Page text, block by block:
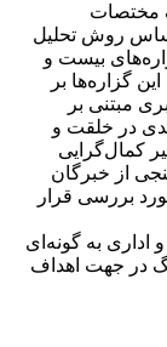
مختصات
روش تحلیل
بیست و
گزاره‌ها بر
مبتنی بر
در خلقت و
کمال‌گرایی
از خبرگان
بررسی قرار
اداری به گونه‌ای
در جهت اهداف